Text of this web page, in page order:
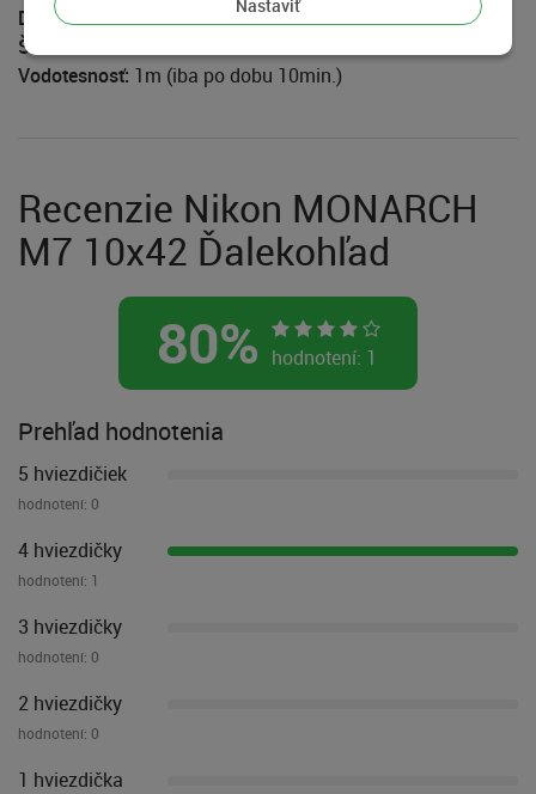
Nastaviť
Dĺžka:142mm
Šírka:
Vodotesnosť: 1m (iba po dobu 10min.)
Recenzie Nikon MONARCH
M7 10x42 Ďalekohľad
80% hodnotení: 1
Prehľad hodnotenia
5 hviezdičiek
hodnotení: 0
4 hviezdičky
hodnotení: 1
3 hviezdičky
hodnotení: 0
2 hviezdičky
hodnotení: 0
1 hviezdička